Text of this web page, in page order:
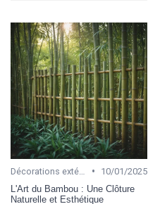
Décorations extérieures •
10/01/2025
L'Art du Bambou : Une Clôture
Naturelle et Esthétique